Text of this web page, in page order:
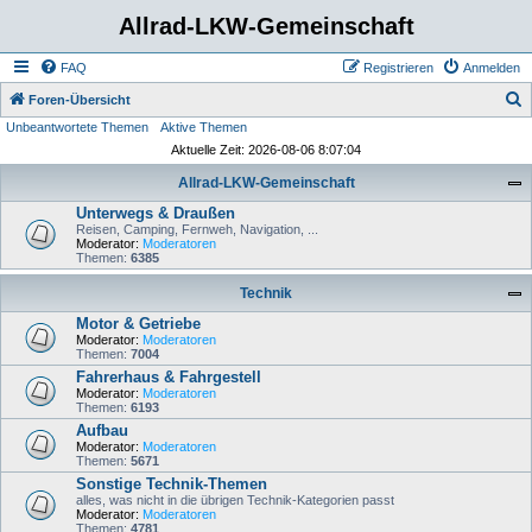
Allrad-LKW-Gemeinschaft
FAQ Anmelden
Registrieren
Foren-Übersicht
Unbeantwortete Themen
Aktive Themen
Aktuelle Zeit: 2026-08-06 8:07:04
Allrad-LKW-Gemeinschaft
Unterwegs & Draußen
Reisen, Camping, Fernweh, Navigation, ...
Moderator: Moderatoren
Themen: 6385
Technik
Motor & Getriebe
Moderator: Moderatoren
Themen: 7004
Fahrerhaus & Fahrgestell
Moderator: Moderatoren
Themen: 6193
Aufbau
Moderator: Moderatoren
Themen: 5671
Sonstige Technik-Themen
alles, was nicht in die übrigen Technik-Kategorien passt
Moderator: Moderatoren
Themen: 4781